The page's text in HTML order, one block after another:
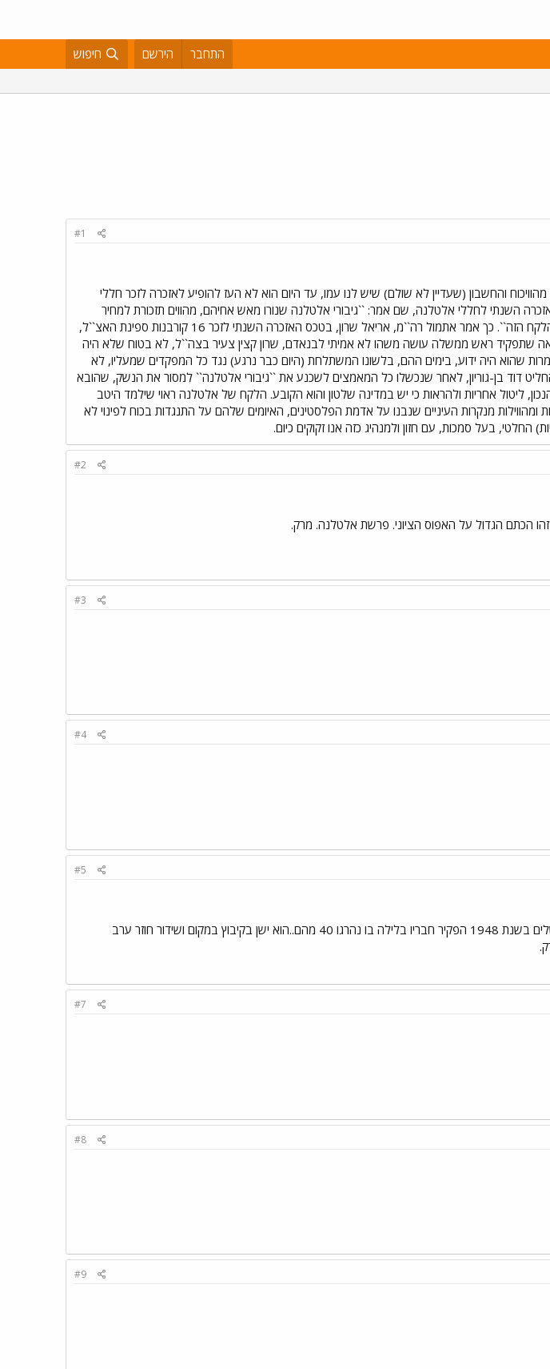
התחבר הירשם חיפוש
#1
והחשבון (שעדיין לא שולם) שיש לנו עמו, עד היום הוא לא העז להופיע לאזכרה לזכר חללי
השנתי לחללי אלטלנה, שם אמר: ``גיבורי אלטלנה שנורו מאש אחיהם, מהווים תזכורת למחיר
הנורא של שנאת חינם ומלחמת אחים. לצערי, רבים מאתנו שוכחים את הלקח הזה``. כך אמר אתמול רה``מ, אריאל שרון, בטכס האזכרה השנתי לזכר 16 קורבנות ספינת האצ``ל,
חופי ת``א לפני 53 שנה.`` (עתים). כנראה שתפקיד ראש ממשלה עושה משהו לא אמיתי לבנאדם, שרון קצין צעיר בצה``ל, לא בטוח שלא היה
היה ידוע, בימים ההם, בלשונו המשתלחת (היום כבר נרגע) נגד כל המפקדים שמעליו, לא
דוד בן-גוריון, לאחר שנכשלו כל המאמצים לשכנע את ``גיבורי אלטלנה`` למסור את הנשק, שהובא
ליטול אחריות ולהראות כי יש במדינה שלטון והוא הקובע. הלקח של אלטלנה ראוי שילמד היטב
ומהווילות מנקרות העיניים שנבנו על אדמת הפלסטינים, האיומים שלהם על התנגדות בכוח לפינוי לא
בעל סמכות, עם חזון ולמנהיג כזה אנו זקוקים כיום.
#2
הכתם הגדול על האפוס הציוני. פרשת אלטלנה. מרק.
#3
#4
#5
אותו רבין,ברח לישון בגלל שהתמוטט נפשית בקרבות על ירושלים בשנת 1948 הפקיר חבריו בלילה בו נהרגו 40 מהם..הוא ישן בקיבוץ במקום ושידור חוזר ערב
#7
#8
#9